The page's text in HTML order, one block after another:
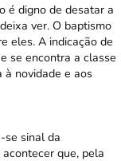
é digno de desatar a
ver. O baptismo
eles. A indicação de
se encontra a classe
à novidade e aos
se sinal da
que, pela